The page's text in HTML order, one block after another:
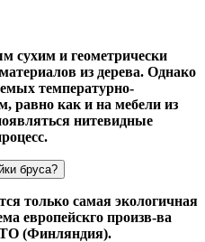
сухим и геометрически
из дерева. Однако
температурно-
равно как и на мебели из
нитевидные
бруса?
только самая экологичная
европейскго произв-ва
(Финляндия).